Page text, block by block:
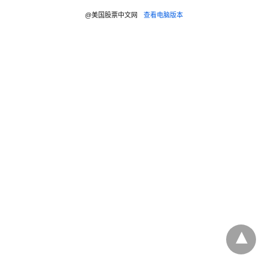
@美国股票中文网 查看电脑版本